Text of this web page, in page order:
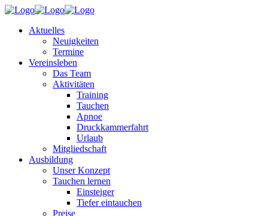
Aktuelles
Neuigkeiten
Termine
Vereinsleben
Das Team
Aktivitäten
Training
Tauchen
Apnoe
Druckkammerfahrt
Urlaub
Mitgliedschaft
Ausbildung
Unser Konzept
Tauchen lernen
Einsteiger
Tiefer eintauchen
Preise